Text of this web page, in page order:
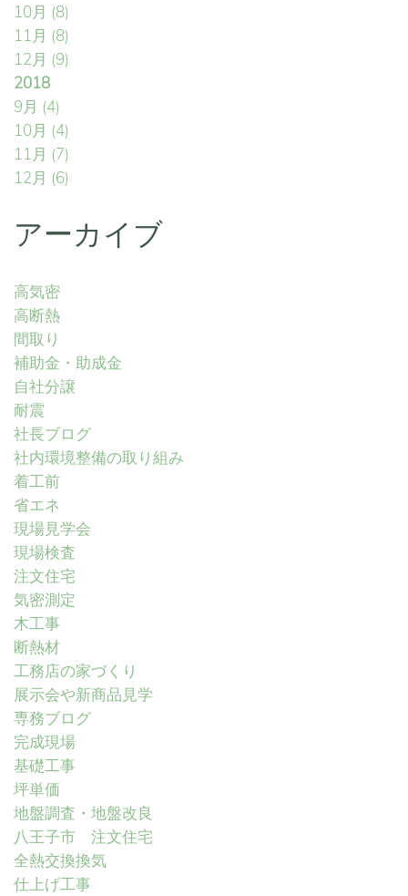
10月 (8)
11月 (8)
12月 (9)
2018
9月 (4)
10月 (4)
11月 (7)
12月 (6)
アーカイブ
高気密
高断熱
間取り
補助金・助成金
自社分譲
耐震
社長ブログ
社内環境整備の取り組み
着工前
省エネ
現場見学会
現場検査
注文住宅
気密測定
木工事
断熱材
工務店の家づくり
展示会や新商品見学
専務ブログ
完成現場
基礎工事
坪単価
地盤調査・地盤改良
八王子市 注文住宅
全熱交換換気
仕上げ工事